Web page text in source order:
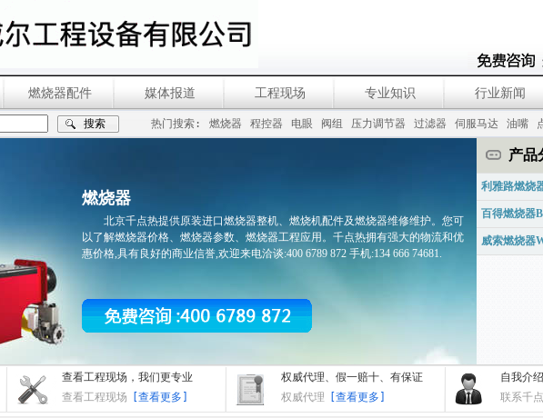
燃烧器配件 媒体报道 工程现场 专业知识 行业新闻
热门搜索: 燃烧器 程控器 电眼 阀组 压力调节器 过滤器 伺服马达 油嘴
产品
利雅路燃烧
百得燃烧器
威索燃烧器
燃烧器
北京千点热提供原装进口燃烧器整机、燃烧机配件及燃烧器维修维护。您可
以了解燃烧器价格、燃烧器参数、燃烧器工程应用。千点热拥有强大的物流和优
惠价格,具有良好的商业信誉,欢迎来电洽谈:400 6789 872 手机:134 666 74681.
查看工程现场，我们更专业
查看工程现场
[查看更多]
权威代理、假一赔十、有保证
权威代理
[查看更多]
自我介
联系千